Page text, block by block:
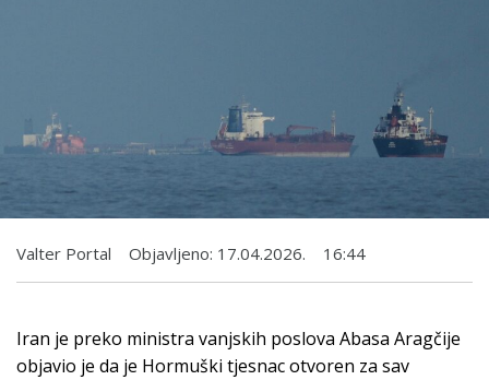
Valter Portal Objavljeno: 17.04.2026. 16:44
Iran je preko ministra vanjskih poslova Abasa Aragčije
objavio je da je Hormuški tjesnac otvoren za sav